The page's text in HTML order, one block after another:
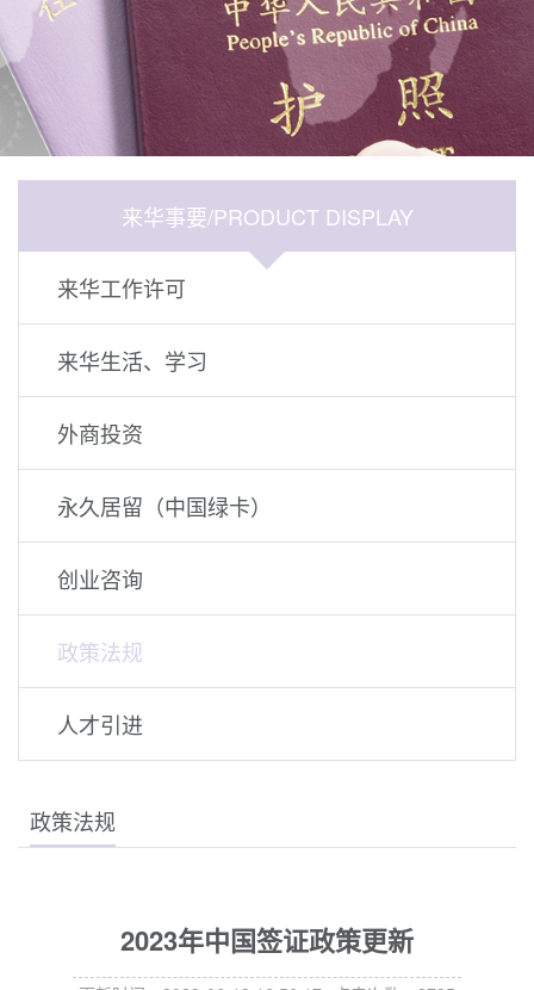
来华事要/PRODUCT DISPLAY
来华工作许可
来华生活、学习
外商投资
永久居留（中国绿卡）
创业咨询
政策法规
人才引进
政策法规
2023年中国签证政策更新